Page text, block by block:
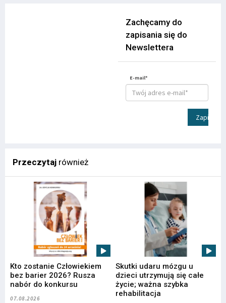
Zachęcamy do
zapisania się do
Newslettera
E-mail*
Zapisz
Przeczytaj również
Kto zostanie Człowiekiem
bez barier 2026? Rusza
nabór do konkursu
07.08.2026
Skutki udaru mózgu u
dzieci utrzymują się całe
życie; ważna szybka
rehabilitacja